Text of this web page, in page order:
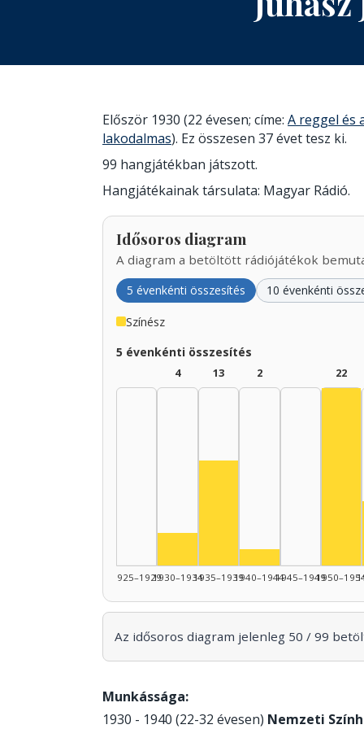
Először 1930 (22 évesen; címe: A reggel és
lakodalmas). Ez összesen 37 évet tesz ki.
99 hangjátékban játszott.
Hangjátékainak társulata: Magyar Rádió.
Idősoros diagram
A diagram a betöltött rádiójátékok
5 évenkénti összesítés 10 évenkénti
Színész
5 évenkénti összesítés
1925–1929
4
1930–1934
13
1935–1939
2
Színész,
1940–19441945–1949
22
Az idősoros diagram jelenleg 50 / 99
Munkássága:
1930 - 1940 (22-32 évesen) Nemzeti